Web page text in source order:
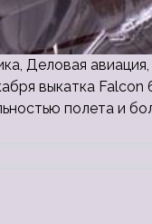
Деловая
выкатка Falcon
полета и